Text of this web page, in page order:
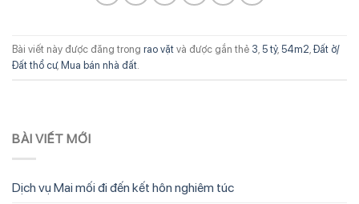
Bài viết này được đăng trong rao vặt và được gắn thẻ 3 5 tỷ, 54m2 Đất ở/
Đất thổ cư, Mua bán nhà đất
BÀI VIẾT MỚI
Dịch vụ Mai mối đi đến kết hôn nghiêm túc